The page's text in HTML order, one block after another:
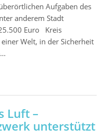
Aufgaben des
anderem Stadt
Euro Kreis
Welt, in der Sicherheit
Luft –
unterstützt